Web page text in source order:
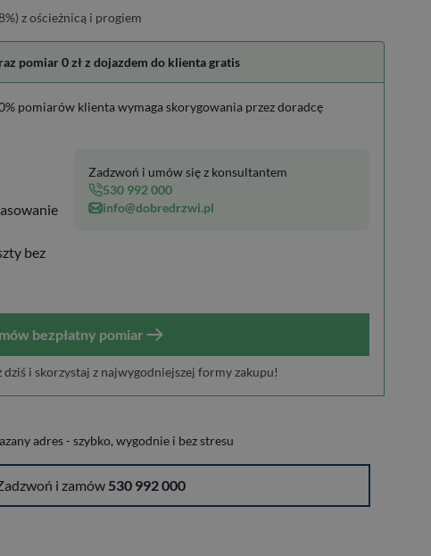
z ościeżnicą i progiem
pomiar 0 zł z dojazdem do klienta gratis
pomiarów klienta wymaga skorygowania przez doradcę
bez
Zadzwoń i umów się z konsultantem
530 992 000
info@dobredrzwi.pl
bezpłatny pomiar
i skorzystaj z najwygodniejszej formy zakupu!
adres - szybko, wygodnie i bez stresu
i zamów 530 992 000